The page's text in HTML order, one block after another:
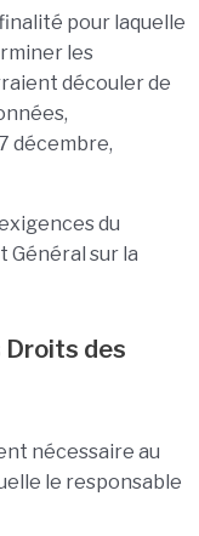
pour laquelle
les
découler de
décembre,
du
Général sur la
Droits des
nécessaire au
le responsable